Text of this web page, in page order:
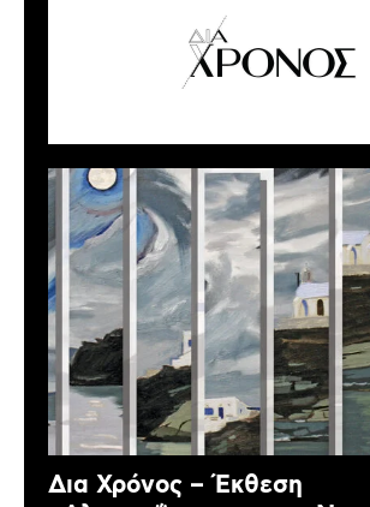
Δια Χρόνος – Έκθεση